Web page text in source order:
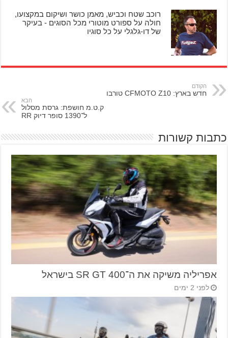
רוכב שטח וכביש, מאמן כושר ושיקום במקצועו,
חולה על ספורט מוטורי מכל הסוגים - בעיקר
של דו-גלגלי על כל סוגיו
הקודם
חדש בארץ: CFMOTO Z10 טורבו
הבא
ק.ט.מ חושפת: גרסת מסלול
ל־1390 סופר דיוק RR
כתבות קשורות
אפריליה משיקה את ה־SR GT 400 בישראל
לפני 2 ימים